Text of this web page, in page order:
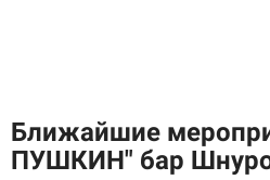
Ближайшие
ПУШКИН" бар